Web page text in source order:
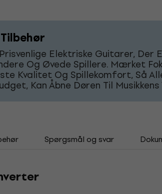
Elektriske Guitarer, Der
Og Øvede Spillere. Mærket
Kvalitet Og Spillekomfort, Så
Kan Åbne Døren Til Musikkens
Spørgsmål og svar